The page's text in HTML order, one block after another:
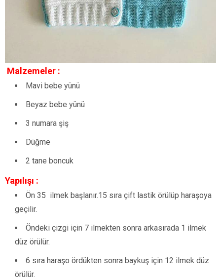
Malzemeler :
Mavi bebe yünü
Beyaz bebe yünü
3 numara şiş
Düğme
2 tane boncuk
Yapılışı :
Ön 35 ilmek başlanır.15 sıra çift lastik örülüp haraşoya
geçilir.
Öndeki çizgi için 7 ilmekten sonra arkasırada 1 ilmek
düz örülür.
6 sıra haraşo ördükten sonra baykuş için 12 ilmek düz
örülür.